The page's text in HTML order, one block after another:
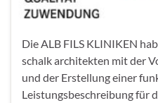
Die ALB FILS KLINIKEN
schalk architekten mit der
und der Erstellung einer
Leistungsbeschreibung für